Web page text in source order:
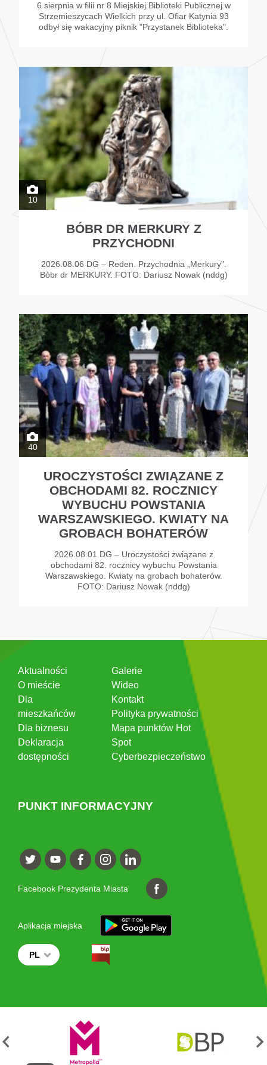
6 sierpnia w filii nr 8 Miejskiej Biblioteki Publicznej w
Strzemieszycach Wielkich przy ul. Ofiar Katynia 93
odbył się wakacyjny piknik "Przystanek Biblioteka".
10
BÓBR DR MERKURY Z
PRZYCHODNI
2026.08.06 DG – Reden. Przychodnia „Merkury”.
Bóbr dr MERKURY. FOTO: Dariusz Nowak (nddg)
40
UROCZYSTOŚCI ZWIĄZANE Z
OBCHODAMI 82. ROCZNICY
WYBUCHU POWSTANIA
WARSZAWSKIEGO. KWIATY NA
GROBACH BOHATERÓW
2026.08.01 DG – Uroczystości związane z
obchodami 82. rocznicy wybuchu Powstania
Warszawskiego. Kwiaty na grobach bohaterów.
FOTO: Dariusz Nowak (nddg)
Aktualności
O mieście
Dla
mieszkańców
Dla biznesu
Deklaracja
dostępności
Galerie
Wideo
Kontakt
Polityka prywatności
Mapa punktów Hot
Spot
Cyberbezpieczeństwo
PUNKT INFORMACYJNY
Facebook Prezydenta Miasta
Aplikacja miejska
PL